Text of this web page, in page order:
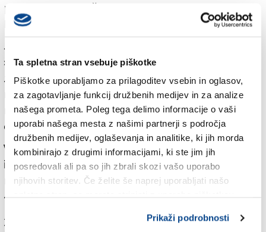
Ta spletna stran vsebuje piškotke
Piškotke uporabljamo za prilagoditev vsebin in oglasov,
za zagotavljanje funkcij družbenih medijev in za analize
našega prometa. Poleg tega delimo informacije o vaši
uporabi našega mesta z našimi partnerji s področja
družbenih medijev, oglaševanja in analitike, ki jih morda
kombinirajo z drugimi informacijami, ki ste jim jih
posredovali ali pa so jih zbrali skozi vašo uporabo
njihovih storitev. Če želite še naprej uporabljati našo
Prikaži podrobnosti
pa bodo lahko okušali tudi kraft pivo podjetja Officina
Brassicola Goriziana.
Jutrišnji večer bo ob 19.30 uvedla vodena degustacija
»Jagode in šampanjec«, potekalo bo tudi tekmovanje
za najboljšo frtaljo. Po zaključku bodo frtalje
naprodaj, izkupiček pa bo namenjen v dobrodelne
namene. Ob 20. uri bodo predstavili novo letino
občinskega reprezentančnega vina.
V soboto ob 19.30 bo na vrsti piknik med trtami z
izbrano piknik hrano in vinom. Informacije in
rezervacije na info.vinoteka@gmail.com ali +39 345
456 6365
Za branje in pisanje komentarjevje potrebna prijava